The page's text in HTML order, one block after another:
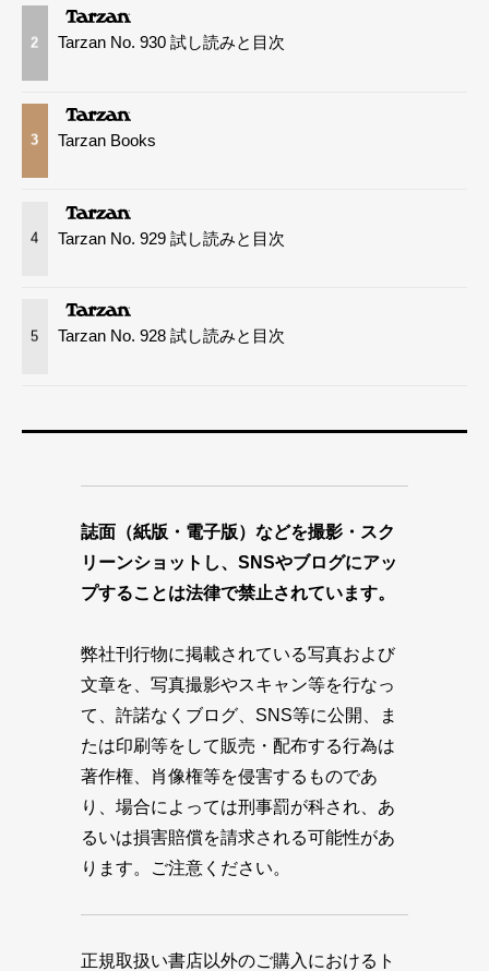
2 Tarzan No. 930 試し読みと目次
3 Tarzan Books
4 Tarzan No. 929 試し読みと目次
5 Tarzan No. 928 試し読みと目次
誌面（紙版・電子版）などを撮影・スク
リーンショットし、SNSやブログにアッ
プすることは法律で禁止されています。
弊社刊行物に掲載されている写真および
文章を、写真撮影やスキャン等を行なっ
て、許諾なくブログ、SNS等に公開、ま
たは印刷等をして販売・配布する行為は
著作権、肖像権等を侵害するものであ
り、場合によっては刑事罰が科され、あ
るいは損害賠償を請求される可能性があ
ります。ご注意ください。
正規取扱い書店以外のご購入におけるト